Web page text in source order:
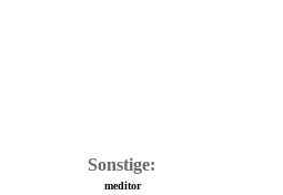
Sonstige:
meditor